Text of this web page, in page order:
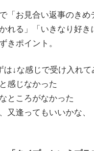
「お見合い返事のきめ
れる」「いきなり好き
きポイント。
↓な感じで受け入れ
感じなかった
ところがなかった
又逢ってもいいかな、